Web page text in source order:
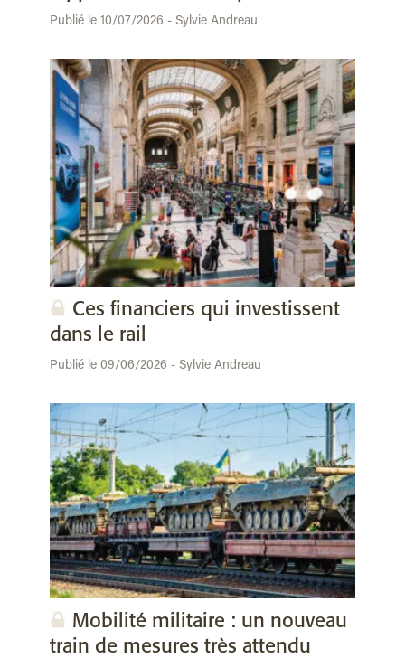
Publié le 10/07/2026 - Sylvie Andreau
Ces financiers qui investissent
dans le rail
Publié le 09/06/2026 - Sylvie Andreau
Mobilité militaire : un nouveau
train de mesures très attendu